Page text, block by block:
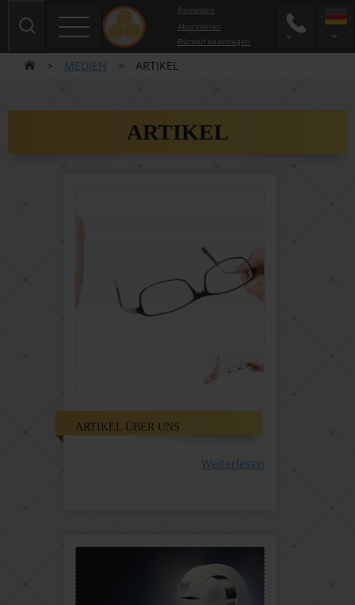
Anmelden
Abonnieren
Rückruf beantragen
> MEDIEN > ARTIKEL
ARTIKEL
ARTIKEL ÜBER UNS
Weiterlesen